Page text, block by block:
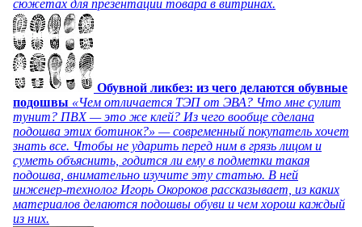
сюжетах для презентации товара в витринах.
Обувной ликбез: из чего делаются обувные
подошвы «Чем отличается ТЭП от ЭВА? Что мне сулит
тунит? ПВХ — это же клей? Из чего вообще сделана
подошва этих ботинок?» — современный покупатель хочет
знать все. Чтобы не ударить перед ним в грязь лицом и
суметь объяснить, годится ли ему в подметки такая
подошва, внимательно изучите эту статью. В ней
инженер-технолог Игорь Окороков рассказывает, из каких
материалов делаются подошвы обуви и чем хорош каждый
из них.